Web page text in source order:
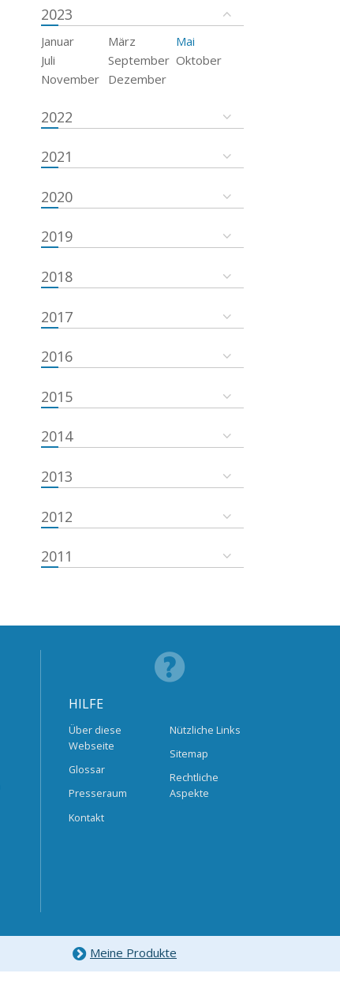
2023
Januar März
Mai
Juli
September Oktober
November
Dezember
2022
2021
2020
2019
2018
2017
2016
2015
2014
2013
2012
2011
HILFE
Über diese
Webseite
Glossar
Presseraum
Kontakt
Nützliche Links
Sitemap
Rechtliche
Aspekte
Meine Produkte